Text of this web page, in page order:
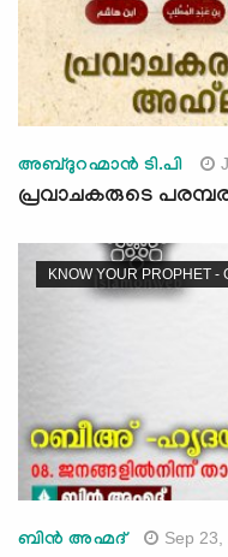
അബ്ദുറഹ്മാന്‍ ടി.പി
പ്രവാചകരുടെ
KNOW YOUR PROPHET -
ബിന്‍ അഹ്മദ് Sep 23,